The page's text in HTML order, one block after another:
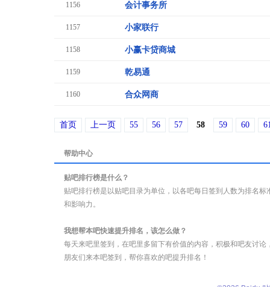
1156 会计事务所
1157 小家联行
1158 小赢卡贷商城
1159 乾易通
1160 合众网商
首页 上一页 55 56 57 58 59 60
帮助中心
贴吧排行榜是什么？
贴吧排行榜是以贴吧目录为单位，以各吧每日签到人数为排名
和影响力。
我想帮本吧快速提升排名，该怎么做？
每天来吧里签到，在吧里多留下有价值的内容，积极和吧友讨
朋友们来本吧签到，帮你喜欢的吧提升排名！